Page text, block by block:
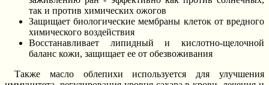
так и против химических ожогов
Защищает биологические мембраны клеток от вредного
химического воздействия
Восстанавливает липидный и кислотно-щелочной
баланс кожи, защищает ее от обезвоживания
Также масло облепихи используется для улучшения